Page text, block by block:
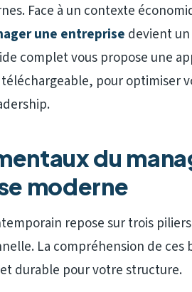
Face à un contexte
une entreprise devient
complet vous propose une
pour optimiser
du
moderne
repose sur trois
La compréhension de ces
durable pour votre structure.